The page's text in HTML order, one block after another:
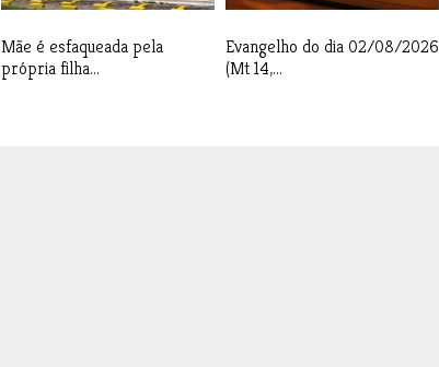
Mãe é esfaqueada pela
própria filha...
Evangelho do dia 02/08/2026
(Mt 14,...